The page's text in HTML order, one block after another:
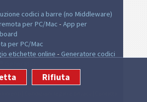
Rifiuta
codici a barre (no Middleware)
per PC/Mac - App per
per PC/Mac
etichette online - Generatore codici